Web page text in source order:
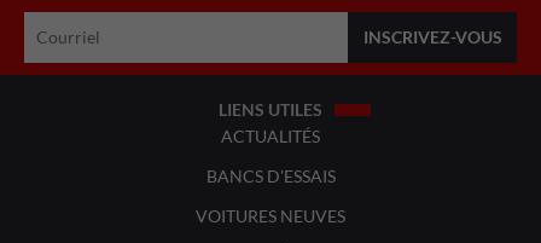
LIENS UTILES
ACTUALITÉS
BANCS D'ESSAIS
VOITURES NEUVES